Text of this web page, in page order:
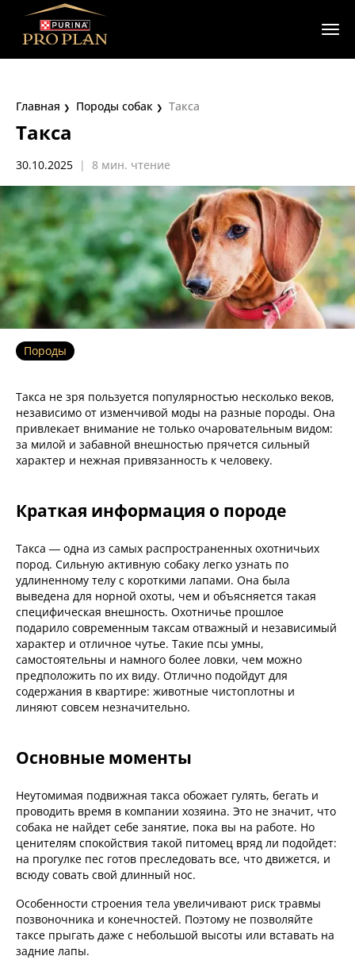
Главная Породы собак Такса
Такса
30.10.2025 | 8 мин. чтение
Породы
Такса не зря пользуется популярностью несколько веков,
независимо от изменчивой моды на разные породы. Она
привлекает внимание не только очаровательным видом:
за милой и забавной внешностью прячется сильный
характер и нежная привязанность к человеку.
Краткая информация о породе
Такса — одна из самых распространенных охотничьих
пород. Сильную активную собаку легко узнать по
удлиненному телу с короткими лапами. Она была
выведена для норной охоты, чем и объясняется такая
специфическая внешность. Охотничье прошлое
подарило современным таксам отважный и независимый
характер и отличное чутье. Такие псы умны,
самостоятельны и намного более ловки, чем можно
предположить по их виду. Отлично подойдут для
содержания в квартире: животные чистоплотны и
линяют совсем незначительно.
Основные моменты
Неутомимая подвижная такса обожает гулять, бегать и
проводить время в компании хозяина. Это не значит, что
собака не найдет себе занятие, пока вы на работе. Но
ценителям спокойствия такой питомец вряд ли подойдет:
на прогулке пес готов преследовать все, что движется, и
всюду совать свой длинный нос.
Особенности строения тела увеличивают риск травмы
позвоночника и конечностей. Поэтому не позволяйте
таксе прыгать даже с небольшой высоты или вставать на
задние лапы.